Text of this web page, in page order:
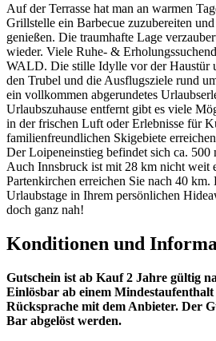
Auf der Terrasse hat man an warmen
Grillstelle ein Barbecue zuzubereiten
genießen. Die traumhafte Lage
wieder. Viele Ruhe- &
WALD. Die stille Idylle vor der Haustür
den Trubel und die Ausflugsziele rund
ein vollkommen abgerundetes
Urlaubszuhause entfernt gibt es viele
in der frischen Luft oder Erlebnisse für
familienfreundlichen Skigebiete
Der Loipeneinstieg befindet sich ca. 500
Auch Innsbruck ist mit 28 km nicht weit
Partenkirchen erreichen Sie nach 40 km.
Urlaubstage in Ihrem persönlichen
doch ganz nah!
Konditionen und
Gutschein ist ab Kauf 2 Jahre gültig
Einlösbar ab einem
Rücksprache mit dem Anbieter. Der
Bar abgelöst werden.